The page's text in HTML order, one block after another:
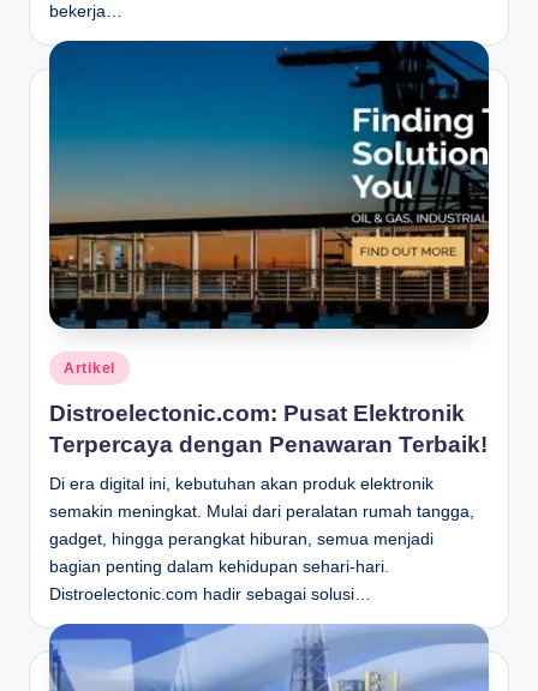
bekerja…
Posted
in
Artikel
Distroelectonic.com: Pusat Elektronik
Terpercaya dengan Penawaran Terbaik!
Di era digital ini, kebutuhan akan produk elektronik
semakin meningkat. Mulai dari peralatan rumah tangga,
gadget, hingga perangkat hiburan, semua menjadi
bagian penting dalam kehidupan sehari-hari.
Distroelectonic.com hadir sebagai solusi…